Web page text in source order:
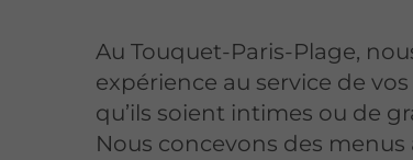
Au Touquet-Paris-Plage,
expérience au service de
qu’ils soient intimes ou de
Nous concevons des menus